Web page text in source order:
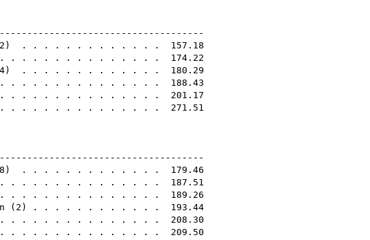
2 ) . . . . . . . . . . . . . 157.18
. . . . . . . . . . . . . . 174.22
4) . . . . . . . . . . . . . 180.29
. . . . . . . . . . . . . . 188.43
. . . . . . . . . . . . . . 201.17
. . . . . . . . . . . . . . 271.51
8 ) . . . . . . . . . . . . . 179.46
. . . . . . . . . . . . . . 187.51
. . . . . . . . . . . . . . 189.26
( 2 ) . . . . . . . . . . . . 193.44
. . . . . . . . . . . . . . 208.30
. . . . . . . . . . . . . . 209.50